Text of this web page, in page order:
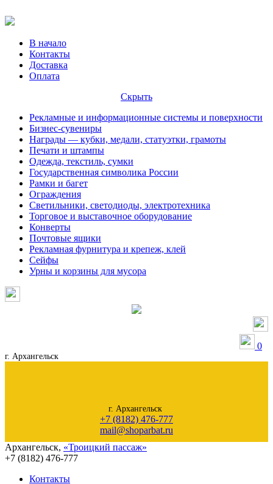
В начало
Контакты
Доставка
Оплата
Скрыть
Рекламные и информационные системы и поверхности
Бизнес-сувениры
Награды — кубки, медали, статуэтки, грамоты
Печати и штампы
Одежда, текстиль, сумки
Государственная символика России
Рамки и багет
Ограждения
Светильники, светодиоды, электротехника
Торговое и выставочное оборудование
Конверты
Почтовые ящики
Рекламная фурнитура и крепеж, клей
Сейфы
Урны и корзины для мусора
0
г. Архангельск
г. Архангельск
+7 (8182) 476-777
mail@shoparbat.ru
Архангельск, «Троицкий пассаж»
+7 (8182) 476-777
Контакты